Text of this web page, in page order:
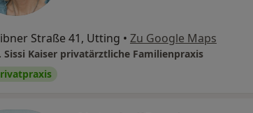
Straße 41, Utting • Zu Google Maps
Sissi Kaiser privatärztliche Familienpraxis